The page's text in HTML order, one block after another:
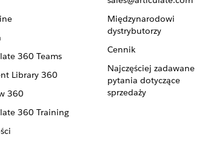
360 Teams
Library 360
360
360 Training
Międzynarodowi
dystrybutorzy
Cennik
Najczęściej zadawane
pytania dotyczące
sprzedaży